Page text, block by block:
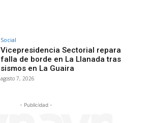
Social
Vicepresidencia Sectorial repara
falla de borde en La Llanada tras
sismos en La Guaira
agosto 7, 2026
- Publicidad -